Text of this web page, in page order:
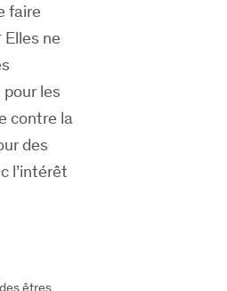
faire
Elles ne
les
contre la
des
l’intérêt
êtres